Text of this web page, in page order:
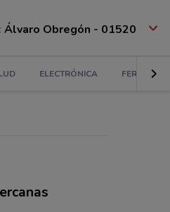
Álvaro Obregón - 01520
ELECTRÓNICA